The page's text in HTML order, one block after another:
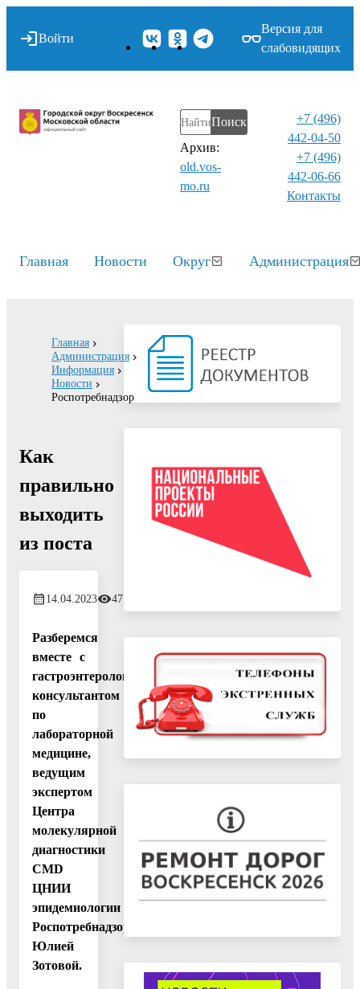
Войти
Версия для
слабовидящих
Поиск
Архив:
old.vos-
mo.ru
+7 (496)
442-04-50
+7 (496)
442-06-66
Контакты⁠
Главная Новости Округ Администрация
Главная
Администрация
Информация
Новости
Роспотребнадзор
Как
правильно
выходить
из поста
14.04.2023 471
Разберемся
вместе с
гастроэнтерологом,
консультантом
по
лабораторной
медицине,
ведущим
экспертом
Центра
молекулярной
диагностики
CMD
ЦНИИ
эпидемиологии
Роспотребнадзора
Юлией
Зотовой.